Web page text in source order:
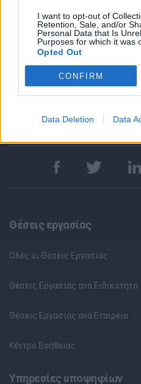
I want to opt-out of
Retention, Sale, and/or
Personal Data that Is
Purposes for which it was
Opted Out
CONFIRM
Data Deletion Data
Θέση καριέρας και
Σταθερές αποδοχές
Θέσεις εργασίας
Όλες οι Θέσεις Εργασίας
Θέσεις Εργασίας ανά Ειδικότητα
Θέσεις Εργασίας ανά Εταιρεία
Κέντρο Βοήθειας
Υπηρεσίες υποψηφίων